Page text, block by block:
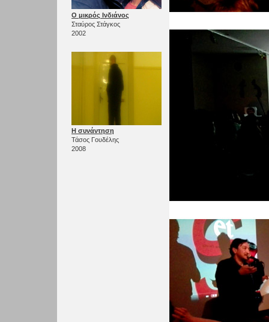
Ο μικρός Ινδιάνος
Σταύρος Στάγκος
2002
Η συνάντηση
Τάσος Γουδέλης
2008